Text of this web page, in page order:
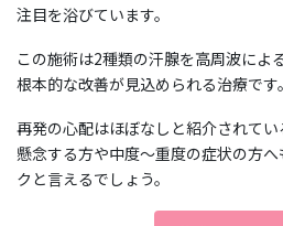
注目を浴びています。
この施術は2種類の汗腺を高周波によ
根本的な改善が見込められる治療です。
再発の心配はほぼなしと紹介されて
懸念する方や中度〜重度の症状の方
クと言えるでしょう。